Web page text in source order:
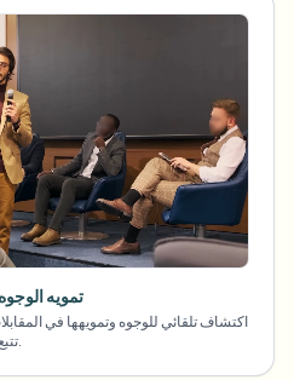
تمويه
اكتشاف تلقائي للوجوه وتمويهها في
تتبع الحركة للحفاظ على حماية الهويات.